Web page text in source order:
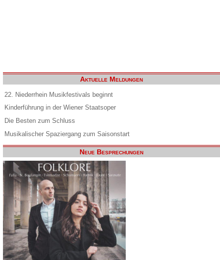
Aktuelle Meldungen
22. Niederrhein Musikfestivals beginnt
Kinderführung in der Wiener Staatsoper
Die Besten zum Schluss
Musikalischer Spaziergang zum Saisonstart
Neue Besprechungen